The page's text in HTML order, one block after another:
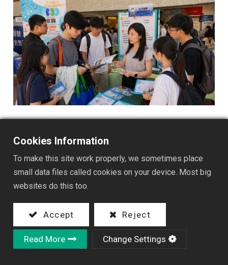
Cookies Information
To make this site work properly, we sometimes place
small data files called cookies on your device. Most big
websites do this too.
Accept Reject
Read More Change Settings